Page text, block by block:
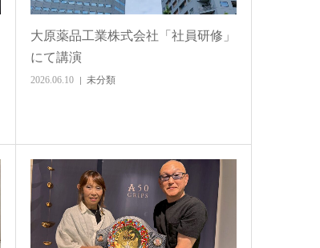
大原薬品工業株式会社「社員研修」
にて講演
2026.06.10 未分類